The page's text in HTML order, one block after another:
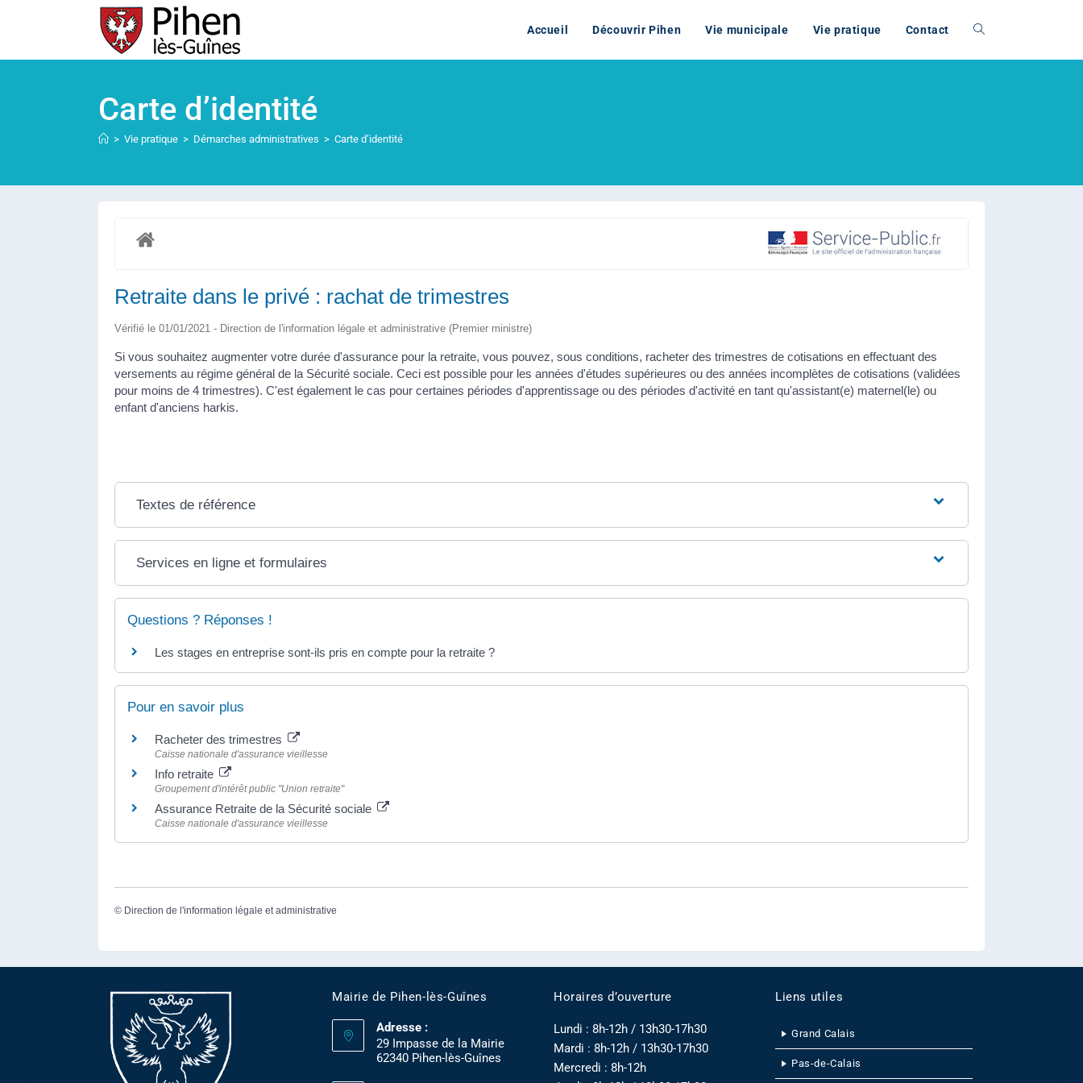
Accueil Découvrir Pihen Vie municipale Vie pratique Contact
Carte d’identité
> Vie pratique > Démarches administratives > Carte d’identité
Retraite dans le privé : rachat de trimestres
Vérifié le 01/01/2021 - Direction de l'information légale et administrative (Premier ministre)
Si vous souhaitez augmenter votre durée d'assurance pour la retraite, vous pouvez, sous conditions, racheter des trimestres de cotisations en effectuant des
versements au régime général de la Sécurité sociale. Ceci est possible pour les années d'études supérieures ou des années incomplètes de cotisations (validées
pour moins de 4 trimestres). C'est également le cas pour certaines périodes d'apprentissage ou des périodes d'activité en tant qu'assistant(e) maternel(le) ou
enfant d'anciens harkis.
Textes de référence
Services en ligne et formulaires
Questions ? Réponses !
Les stages en entreprise sont-ils pris en compte pour la retraite ?
Pour en savoir plus
Racheter des trimestres
Caisse nationale d'assurance vieillesse
Info retraite
Groupement d'intérêt public "Union retraite"
Assurance Retraite de la Sécurité sociale
Caisse nationale d'assurance vieillesse
© Direction de l'information légale et administrative
Mairie de Pihen-lès-Guînes
Adresse :
29 Impasse de la Mairie
62340 Pihen-lès-Guînes
Horaires d’ouverture
Lundi : 8h-12h / 13h30-17h30
Mardi : 8h-12h / 13h30-17h30
Mercredi : 8h-12h
Liens utiles
Grand Calais
Pas-de-Calais